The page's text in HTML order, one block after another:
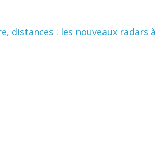
distances : les nouveaux